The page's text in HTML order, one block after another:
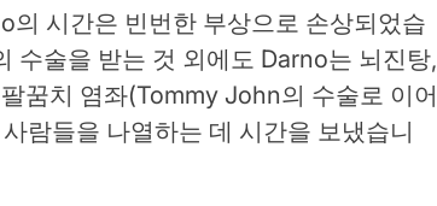
의 시간은 빈번한 부상으로 손상되었습
수술을 받는 것 외에도 Darno는 뇌진탕,
꿈치 염좌(Tommy John의 수술로 이어
람들을 나열하는 데 시간을 보냈습니